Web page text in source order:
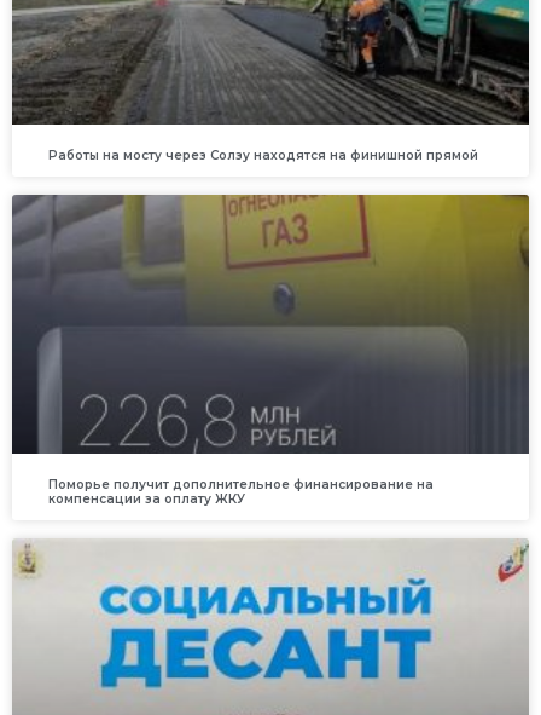
Работы на мосту через Солзу находятся на финишной прямой
Поморье получит дополнительное финансирование на
компенсации за оплату ЖКУ